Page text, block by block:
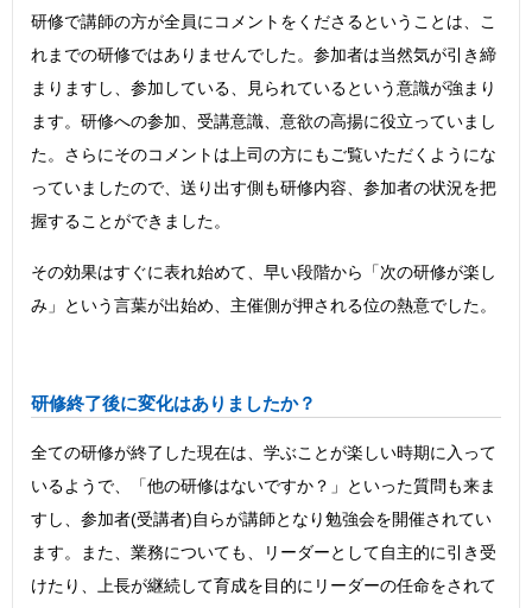
研修で講師の方が全員にコメントをくださるということは、こ
れまでの研修ではありませんでした。参加者は当然気が引き締
まりますし、参加している、見られているという意識が強まり
ます。研修への参加、受講意識、意欲の高揚に役立っていまし
た。さらにそのコメントは上司の方にもご覧いただくようにな
っていましたので、送り出す側も研修内容、参加者の状況を把
握することができました。
その効果はすぐに表れ始めて、早い段階から「次の研修が楽し
み」という言葉が出始め、主催側が押される位の熱意でした。
研修終了後に変化はありましたか？
全ての研修が終了した現在は、学ぶことが楽しい時期に入って
いるようで、「他の研修はないですか？」といった質問も来ま
すし、参加者(受講者)自らが講師となり勉強会を開催されてい
ます。また、業務についても、リーダーとして自主的に引き受
けたり、上長が継続して育成を目的にリーダーの任命をされて